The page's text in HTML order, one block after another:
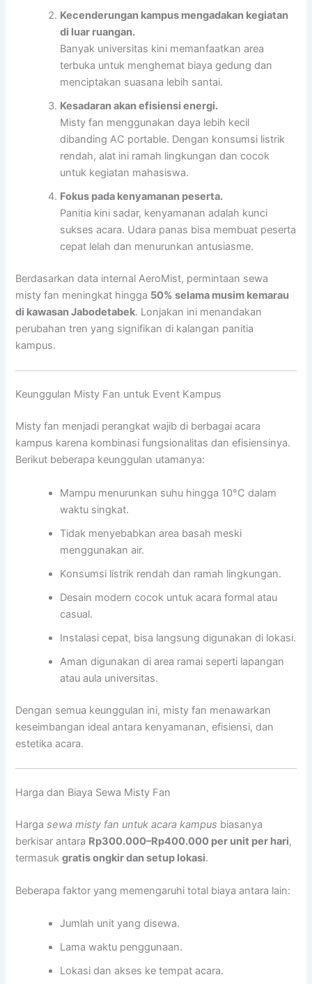
Kecenderungan kampus mengadakan kegiatan
di luar ruangan.
Banyak universitas kini memanfaatkan area
terbuka untuk menghemat biaya gedung dan
menciptakan suasana lebih santai.
Kesadaran akan efisiensi energi.
Misty fan menggunakan daya lebih kecil
dibanding AC portable. Dengan konsumsi listrik
rendah, alat ini ramah lingkungan dan cocok
untuk kegiatan mahasiswa.
Fokus pada kenyamanan peserta.
Panitia kini sadar, kenyamanan adalah kunci
sukses acara. Udara panas bisa membuat peserta
cepat lelah dan menurunkan antusiasme.
Berdasarkan data internal AeroMist, permintaan sewa
misty fan meningkat hingga 50% selama musim kemarau
di kawasan Jabodetabek. Lonjakan ini menandakan
perubahan tren yang signifikan di kalangan panitia
kampus.
Keunggulan Misty Fan untuk Event Kampus
Misty fan menjadi perangkat wajib di berbagai acara
kampus karena kombinasi fungsionalitas dan efisiensinya.
Berikut beberapa keunggulan utamanya:
Mampu menurunkan suhu hingga 10°C dalam
waktu singkat.
Tidak menyebabkan area basah meski
menggunakan air.
Konsumsi listrik rendah dan ramah lingkungan.
Desain modern cocok untuk acara formal atau
casual.
Instalasi cepat, bisa langsung digunakan di lokasi.
Aman digunakan di area ramai seperti lapangan
atau aula universitas.
Dengan semua keunggulan ini, misty fan menawarkan
keseimbangan ideal antara kenyamanan, efisiensi, dan
estetika acara.
Harga dan Biaya Sewa Misty Fan
Hargasewa misty fan untuk acara kampus biasanya
berkisar antara Rp300.000–Rp400.000 per unit per hari,
termasukgratis ongkir dan setup lokasi.
Beberapa faktor yang memengaruhi total biaya antara lain:
Jumlah unit yang disewa.
Lama waktu penggunaan.
Lokasi dan akses ke tempat acara.